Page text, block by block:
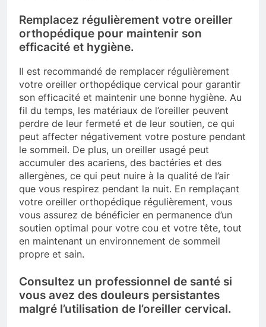
Remplacez régulièrement votre oreiller
orthopédique pour maintenir son
efficacité et hygiène.
Il est recommandé de remplacer régulièrement
votre oreiller orthopédique cervical pour garantir
son efficacité et maintenir une bonne hygiène. Au
fil du temps, les matériaux de l’oreiller peuvent
perdre de leur fermeté et de leur soutien, ce qui
peut affecter négativement votre posture pendant
le sommeil. De plus, un oreiller usagé peut
accumuler des acariens, des bactéries et des
allergènes, ce qui peut nuire à la qualité de l’air
que vous respirez pendant la nuit. En remplaçant
votre oreiller orthopédique régulièrement, vous
vous assurez de bénéficier en permanence d’un
soutien optimal pour votre cou et votre tête, tout
en maintenant un environnement de sommeil
propre et sain.
Consultez un professionnel de santé si
vous avez des douleurs persistantes
malgré l’utilisation de l’oreiller cervical.